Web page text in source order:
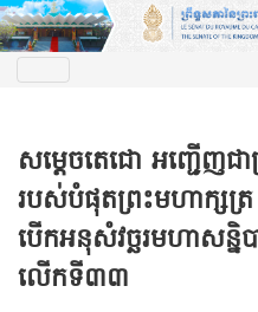
សម្តេចតេជោ អញ្ជើញជ
របស់បំផុតព្រះមហាក្សត្រ
បើកអនុសំវច្ឆរមហាសន្និ
លើកទី៣៣